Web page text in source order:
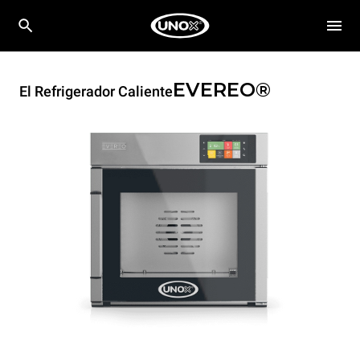
El Refrigerador CalienteEVEREO®